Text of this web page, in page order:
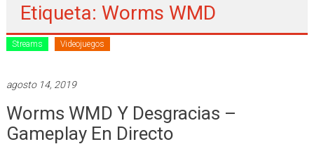
Coleccionables
para
coleccionistas.
Etiqueta: Worms WMD
Streams Videojuegos
agosto 14, 2019
Worms WMD Y Desgracias –
Gameplay En Directo